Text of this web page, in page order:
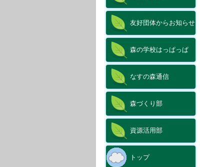
友好団体からお知らせ
森の学校はっぱっぱ
なすの森通信
森づくり部
資源活用部
トップ